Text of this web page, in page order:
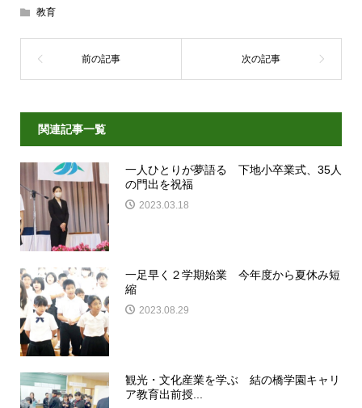
教育
関連記事一覧
一人ひとりが夢語る 下地小卒業式、35人
の門出を祝福
2023.03.18
一足早く２学期始業 今年度から夏休み短
縮
2023.08.29
観光・文化産業を学ぶ 結の橋学園キャリ
ア教育出前授...